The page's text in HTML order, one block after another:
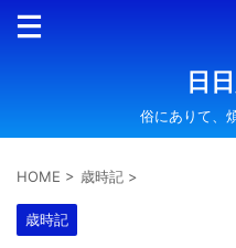
日
俗にありて、
HOME > 歳時記 >
歳時記